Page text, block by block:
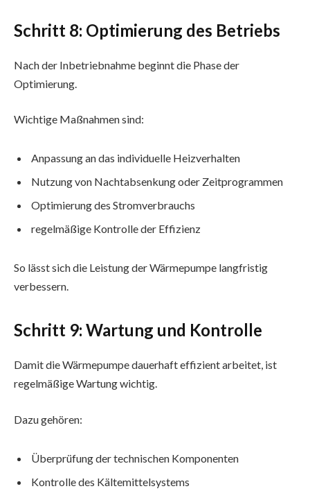
Schritt 8: Optimierung des Betriebs
Nach der Inbetriebnahme beginnt die Phase der
Optimierung.
Wichtige Maßnahmen sind:
Anpassung an das individuelle Heizverhalten
Nutzung von Nachtabsenkung oder Zeitprogrammen
Optimierung des Stromverbrauchs
regelmäßige Kontrolle der Effizienz
So lässt sich die Leistung der Wärmepumpe langfristig
verbessern.
Schritt 9: Wartung und Kontrolle
Damit die Wärmepumpe dauerhaft effizient arbeitet, ist
regelmäßige Wartung wichtig.
Dazu gehören:
Überprüfung der technischen Komponenten
Kontrolle des Kältemittelsystems